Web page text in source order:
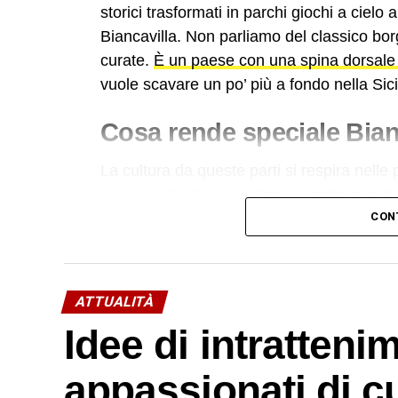
storici trasformati in parchi giochi a cielo
Biancavilla. Non parliamo del classico
curate. È un paese con una spina
vuole scavare un po’ più a fondo nella
Cosa rende speciale
espresso fin troppo ristretto e nelle
Pensiamo alla devozione viscerale per
i giorni in modo quasi teatrale.
La storia del territorio è scritta nella
testimonianze dell’antico cimitero
quante generazioni abbiano calpestato
terra qui ogni tanto si muove, e il ricordo
ATTUALITÀ
Idee di